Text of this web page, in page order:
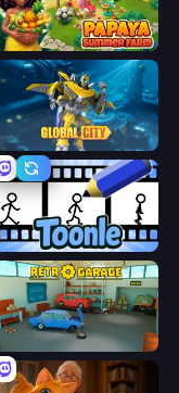
Papaya Summer Farm
Global City
Toonle
Retro Garage